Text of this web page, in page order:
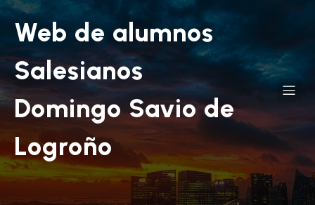
Web de alumnos
Salesianos
Domingo Savio de
Logroño